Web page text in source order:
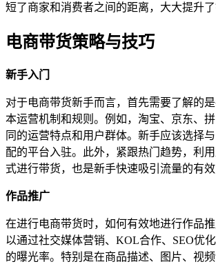
短了商家和消费者之间的距离，大大提升了
电商带货策略与技巧
新手入门
对于电商带货新手而言，首先需要了解的
本运营机制和规则。例如，淘宝、京东、
同的运营特点和用户群体。新手应该选择
配的平台入驻。此外，紧跟热门趋势，利
式进行带货，也是新手快速吸引流量的有效
作品推广
在进行电商带货时，如何有效地进行作品
以通过社交媒体营销、KOL合作、SEO优
的曝光率。特别是在商品描述、图片、视